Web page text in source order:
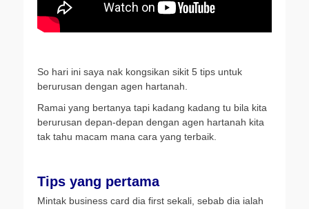
So hari ini saya nak kongsikan sikit 5 tips untuk
berurusan dengan agen hartanah.
Ramai yang bertanya tapi kadang kadang tu bila kita
berurusan depan-depan dengan agen hartanah kita
tak tahu macam mana cara yang terbaik.
Tips yang pertama
Mintak business card dia first sekali, sebab dia ialah